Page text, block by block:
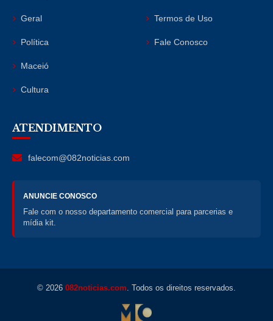
Geral
Política
Maceió
Cultura
Termos de Uso
Fale Conosco
ATENDIMENTO
falecom@082noticias.com
ANUNCIE CONOSCO
Fale com o nosso departamento comercial para parcerias e
mídia kit.
© 2026 082noticias.com . Todos os direitos reservados.